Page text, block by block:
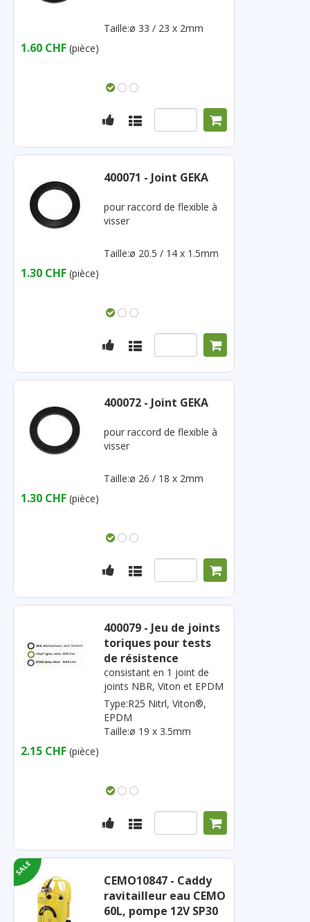
Taille:ø 33 / 23 x 2mm
1.60 CHF (pièce)
400071 - Joint GEKA
pour raccord de flexible à
visser
Taille:ø 20.5 / 14 x 1.5mm
1.30 CHF (pièce)
400072 - Joint GEKA
pour raccord de flexible à
visser
Taille:ø 26 / 18 x 2mm
1.30 CHF (pièce)
400079 - Jeu de joints
toriques pour tests
de résistence
consistant en 1 joint de
joints NBR, Viton et EPDM
Type:R25 Nitrl, Viton®,
EPDM
Taille:ø 19 x 3.5mm
2.15 CHF (pièce)
CEMO10847 - Caddy
ravitailleur eau CEMO
60L, pompe 12V SP30